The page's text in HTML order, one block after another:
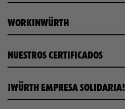
WORKINWÜRTH
NUESTROS CERTIFICADOS
¡WÜRTH EMPRESA SOLIDARIA!